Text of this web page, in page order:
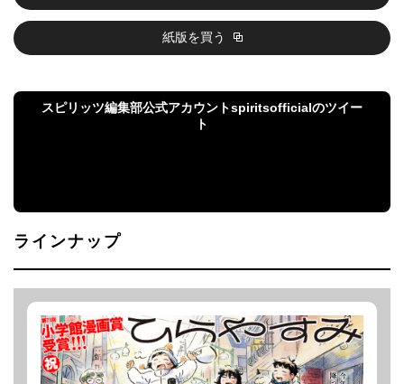
紙版を買う
スピリッツ編集部公式アカウントspiritsofficialのツイー
ト
ラインナップ